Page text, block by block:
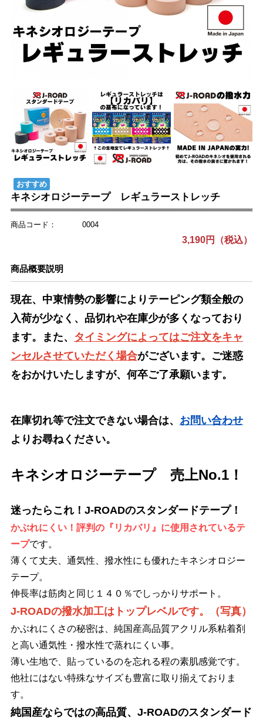
おすすめ
キネシオロジーテープ レギュラーストレッチ
商品コード： 0004
3,190円（税込）
商品概要説明
現在、中東情勢の影響によりテーピング類全般の
入荷が少なく、品切れや在庫少が多くなっており
ます。また、
タイミングによってはご注文をキャ
ンセルさせていただく場合がございます。ご迷惑
をおかけいたしますが、何卒ご了承願います。
在庫切れ等で注文できない場合は、 お問い合わせ
よりお尋ねください。
キネシオロジーテープ 売上No.1！
迷ったらこれ！J-ROADのスタンダードテープ！
かぶれにくい！評判の『リカバリ』に使用されているテ
ープです。
薄くて丈夫、通気性、撥水性にも優れたキネシオロジー
テープ。
伸長率は筋肉と同じ１４０％でしっかりサポート。
J-ROADの撥水加工はトップレベルです。（写真）
かぶれにくさの秘密は、純国産高品質アクリル系粘着剤
と高い通気性・撥水性で蒸れにくい事。
薄い生地で、貼っているのを忘れる程の素肌感覚です。
他社にはない特殊なサイズも豊富に取り揃えておりま
す。
純国産ならではの高品質、 J-ROADのスタンダード